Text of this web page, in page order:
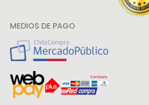
MEDIOS DE PAGO